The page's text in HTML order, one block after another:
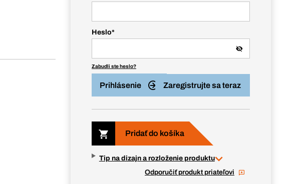
Heslo*
Zabudli ste heslo?
Prihlásenie Zaregistrujte sa teraz
Pridať do košíka
Tip na dizajn a rozloženie produktu
Odporučiť produkt priateľovi